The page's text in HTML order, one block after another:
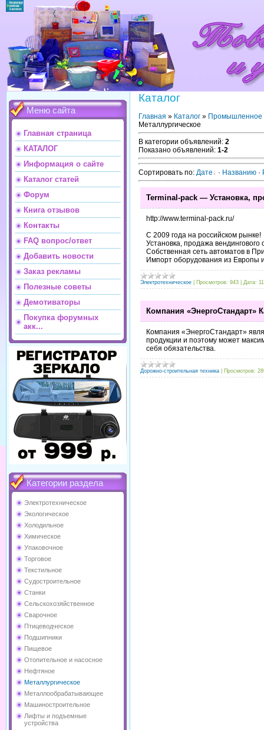
Меню сайта
Главная страница
КАТАЛОГ
Информация о сайте
Каталог статей
Форум
Книга отзывов
Контакты
FAQ вопрос/ответ
Добавить новости
Заказ рекламы
Полезные советы
Демотиваторы
Покупка форумных
акк...
Категории раздела
Электротехническое
Экологическое
Холодильное
Химическое
Упаковочное
Торговое
Текстильное
Судостроительное
Станки
Сельскохозяйственное
Сварочное
Птицеводческое
Подшипники
Пищевое
Отопительное и насосное
Нефтяное
Металлургическое
Металлообрабатывающее
Машиностроительное
Лифты и подъемные
устройства
Каталог
Главная » Каталог » Промышленное
Металлургическое
В категории объявлений: 2
Показано объявлений: 1-2
Сортировать по: Дате · Названию ·
Terminal-pack — Установка,
http://www.terminal-pack.ru/
С 2009 года на российском рынке!
Установка, продажа вендингового
Собственная сеть автоматов в
Импорт оборудования из Европы
Электротехническое Просмотров: 943 Дата:
Компания «ЭнергоСтандарт»
Компания «ЭнергоСтандарт»
продукции и поэтому может
себя обязательства.
Дорожно-строительная техника Просмотров: